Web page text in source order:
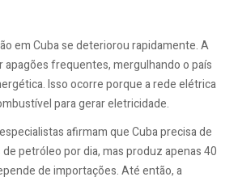
em Cuba se deteriorou rapidamente. A
apagões frequentes, mergulhando o país
Isso ocorre porque a rede elétrica
para gerar eletricidade.
afirmam que Cuba precisa de
petróleo por dia, mas produz apenas 40
de importações. Até então, a